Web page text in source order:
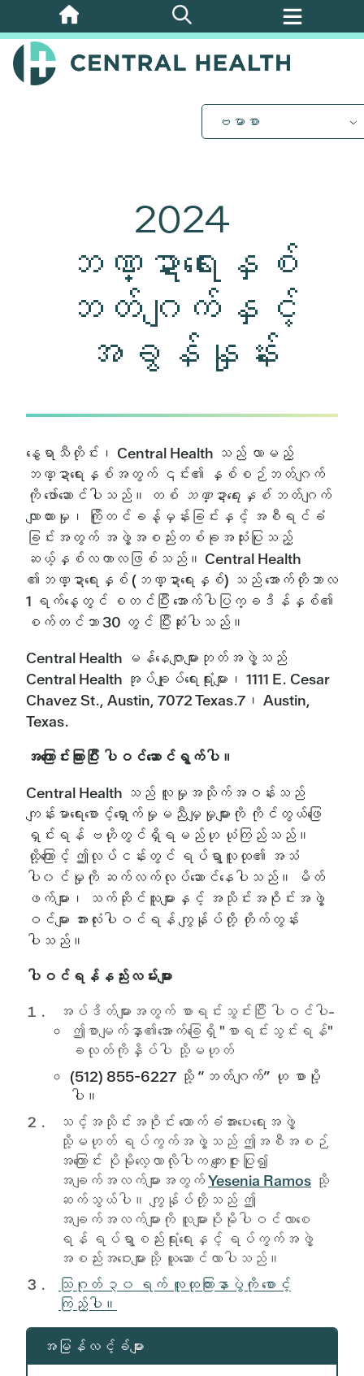
အဓိက
အကြောင်းအရာ
သို့
ဗမာစာ
2024
ဘဏ္ဍာရေးနှစ်
ဘတ်ဂျက်နှင့်
အခွန်နှုန်း
နွေရာသီတိုင်း၊ Central Health သည် လာမည့်
ဘဏ္ဍာရေးနှစ်အတွက် ၎င်း၏ နှစ်စဉ်ဘတ်ဂျက်
ကို ဖော်ဆောင်ပါသည်။ တစ် ဘဏ္ဍာရေးနှစ်ဘတ်ဂျက်
လျာထားမှု၊ ကြိုတင်ခန့်မှန်းခြင်းနှင့် အစီရင်ခံ
ခြင်းအတွက် အဖွဲ့အစည်းတစ်ခုအသုံးပြုသည့်
ဆယ့်နှစ်လကာလဖြစ်သည်။ Central Health
၏ဘဏ္ဍာရေးနှစ် (ဘဏ္ဍာရေးနှစ်) သည် အောက်တိုဘာလ
1 ရက်နေ့တွင် စတင်ပြီး အောက်ပါပြက္ခဒိန်နှစ်၏
စက်တင်ဘာ 30 တွင် ပြီးဆုံးပါသည်။
Central Health မန်နေဂျာများဘုတ်အဖွဲ့သည်
Central Health အုပ်ချုပ်ရေးရုံးများ၊ 1111 E. Cesar
Chavez St., Austin, 7072 Texas.7၊ Austin,
Texas.
အကြောင်းကြားပြီး ပါဝင်ဆောင်ရွက်ပါ။
Central Health သည် လူမှုအသိုက်အဝန်းသည်
ကျန်းမာရေးစောင့်ရှောက်မှုမညီမျှမှုများကို ကိုင်တွယ်ဖြေ
ရှင်းရန် ဗဟိုတွင်ရှိရမည်ဟု ယုံကြည်သည်။
ထို့ကြောင့် ဤလုပ်ငန်းတွင် ရပ်ရွာလူထု၏ အသံ
ပါ၀င်မှုကို ဆက်လက်လုပ်ဆောင်နေပါသည်။ မိတ်
ဖက်များ၊ သက်ဆိုင်သူများနှင့် အသိုင်းအဝိုင်းအဖွဲ့
ဝင်များ အားလုံးပါဝင်ရန် ကျွန်ုပ်တို့ တိုက်တွန်း
ပါသည်။
ပါဝင်ရန်နည်းလမ်းများ
အပ်ဒိတ်များအတွက် စာရင်းသွင်းပြီး ပါဝင်ပါ-
ဤစာမျက်နှာ၏အောက်ခြေရှိ "စာရင်းသွင်းရန်"
ခလုတ်ကိုနှိပ်ပါ သို့မဟုတ်
(512) 855-6227 သို့ “ဘတ်ဂျက်” ဟု စာပို့
ပါ။
သင့်အသိုင်းအဝိုင်း ထောက်ခံအားပေးရေးအဖွဲ့
သို့မဟုတ် ရပ်ကွက်အဖွဲ့သည် ဤအစီအစဉ်
အကြောင်း ပိုမိုလေ့လာလိုပါက ကျေးဇူးပြု၍
အချက်အလက်များအတွက်Yesenia Ramos သို့
ဆက်သွယ်ပါ။ ကျွန်ုပ်တို့သည် ဤ
အချက်အလက်များကို လူများပိုမိုပါဝင်လာစေ
ရန် ရပ်ရွာစည်းရုံးရေးနှင့် ရပ်ကွက်အဖွဲ့
အစည်းအဝေးများသို့ ယူဆောင်လာပါသည်။
သြဂုတ် ၃၀ ရက် လူထုကြားနာပွဲကို စောင့်
ကြည့်ပါ။
အမြန်လင့်ခ်များ